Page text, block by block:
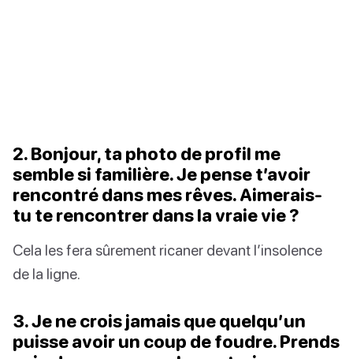
2. Bonjour, ta photo de profil me
semble si familière. Je pense t’avoir
rencontré dans mes rêves. Aimerais-
tu te rencontrer dans la vraie vie ?
Cela les fera sûrement ricaner devant l’insolence
de la ligne.
3. Je ne crois jamais que quelqu’un
puisse avoir un coup de foudre. Prends